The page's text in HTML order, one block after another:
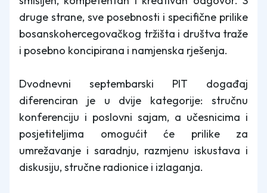
druge strane, sve posebnosti i specifične prilike
bosanskohercegovačkog tržišta i društva traže
i posebno koncipirana i namjenska rješenja.
Dvodnevni septembarski PIT događaj
diferenciran je u dvije kategorije: stručnu
konferenciju i poslovni sajam, a učesnicima i
posjetiteljima omogućit će prilike za
umrežavanje i saradnju, razmjenu iskustava i
diskusiju, stručne radionice i izlaganja.